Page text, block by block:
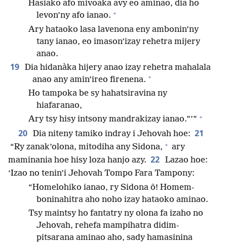
Hasiako afo mivoaka avy eo aminao, dia ho
levon’ny afo ianao. +
Ary hataoko lasa lavenona eny ambonin’ny
tany ianao, eo imason’izay rehetra mijery
anao.
19 Dia hidanàka hijery anao izay rehetra mahalala
anao any amin’ireo firenena. +
Ho tampoka be sy hahatsiravina ny
hiafaranao,
Ary tsy hisy intsony mandrakizay ianao.”’” +
20 Dia niteny tamiko indray i Jehovah hoe: 21
“Ry zanak’olona, mitodiha any Sidona, + ary
maminania hoe hisy loza hanjo azy. 22 Lazao hoe:
‘Izao no tenin’i Jehovah Tompo Fara Tampony:
“Homelohiko ianao, ry Sidona ô! Homem-
boninahitra aho noho izay hataoko aminao.
Tsy maintsy ho fantatry ny olona fa izaho no
Jehovah, rehefa mampihatra didim-
pitsarana aminao aho, sady hamasinina